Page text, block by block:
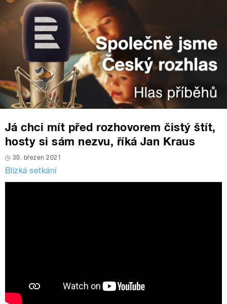
Já chci mít před rozhovorem čistý štít,
hosty si sám nezvu, říká Jan Kraus
30. březen 2021
Blízká setkání